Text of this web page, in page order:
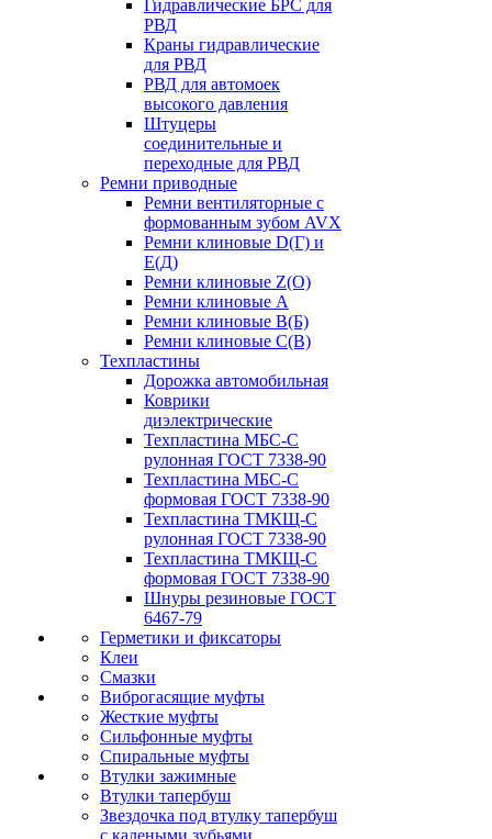
Гидравлические БРС для
РВД
Краны гидравлические
для РВД
РВД для автомоек
высокого давления
Штуцеры
соединительные и
переходные для РВД
Ремни приводные
Ремни вентиляторные с
формованным зубом AVX
Ремни клиновые D(Г) и
Е(Д)
Ремни клиновые Z(О)
Ремни клиновые А
Ремни клиновые В(Б)
Ремни клиновые С(В)
Техпластины
Дорожка автомобильная
Коврики
диэлектрические
Техпластина МБС-С
рулонная ГОСТ 7338-90
Техпластина МБС-С
формовая ГОСТ 7338-90
Техпластина ТМКЩ-С
рулонная ГОСТ 7338-90
Техпластина ТМКЩ-С
формовая ГОСТ 7338-90
Шнуры резиновые ГОСТ
6467-79
Герметики и фиксаторы
Клеи
Смазки
Виброгасящие муфты
Жесткие муфты
Сильфонные муфты
Спиральные муфты
Втулки зажимные
Втулки тапербуш
Звездочка под втулку тапербуш
c калеными зубьями